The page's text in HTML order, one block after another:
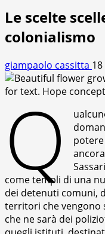
Le scelte
colonialismo
giampaolo cassitta
Q
come templi di una
dei detenuti comuni,
territori che vengono
che ne sarà dei